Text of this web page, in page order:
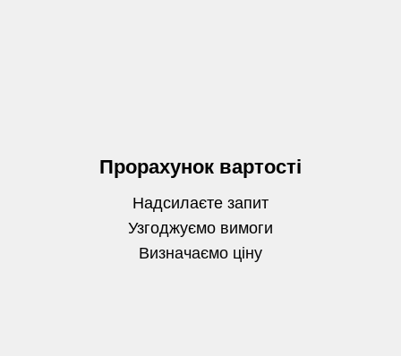
Прорахунок вартості
Надсилаєте запит
Узгоджуємо вимоги
Визначаємо ціну